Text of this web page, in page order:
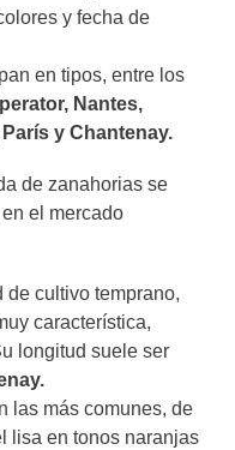
y fecha de
en tipos, entre los
Nantes,
y Chantenay.
de zanahorias se
el mercado
de cultivo temprano,
característica,
longitud suele ser
las más comunes, de
lisa en tonos naranjas